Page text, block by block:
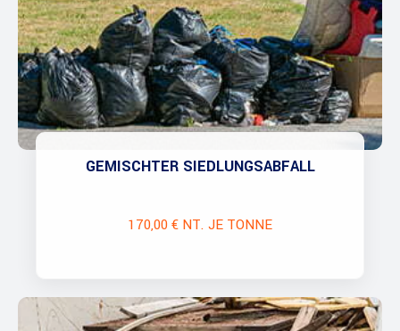
GEMISCHTER SIEDLUNGSABFALL
170,00 € NT. JE TONNE